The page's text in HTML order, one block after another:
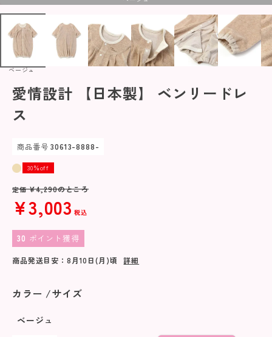
ベージュ
愛情設計 【日本製】 ベンリードレ
ス
商品番号 30613-8888-
30％off
定価 ¥4,290のところ
¥3,003 税込
30 ポイント獲得
商品発送目安： 8月10日(月)頃 詳細
カラー サイズ
ベージュ